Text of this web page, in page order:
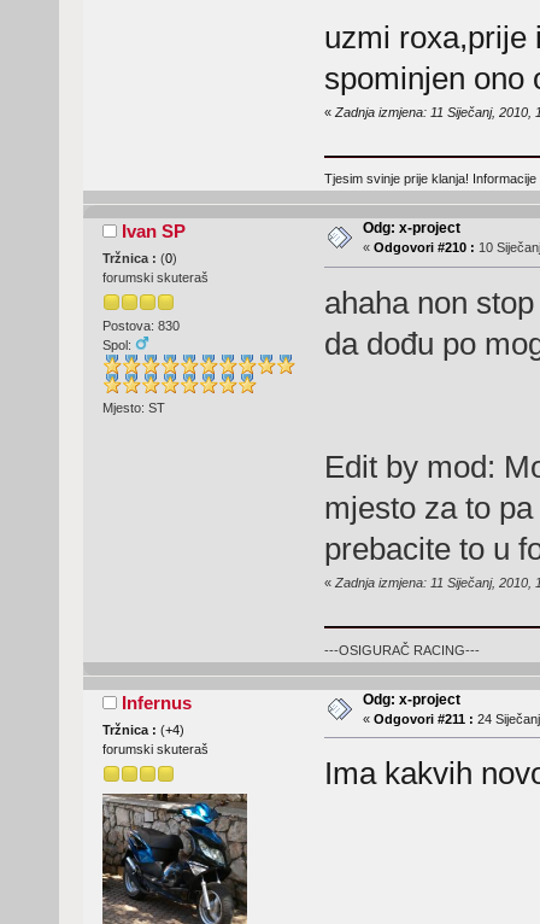
uzmi roxa,prije
spominjen ono
« Zadnja izmjena: 11 Siječanj, 2010,
Tjesim svinje prije klanja!
Ivan SP
Tržnica : (0)
forumski skuteraš
Postova: 830
Spol:
Mjesto: ST
Odg: x-project
« Odgovori #210 : 10
ahaha non
da dođu po
Edit by mod:
mjesto za to
prebacite to u
« Zadnja izmjena: 11 Siječanj, 2010,
---OSIGURAČ RACING---
Infernus
Tržnica : (+4)
forumski skuteraš
Odg: x-project
« Odgovori #211 : 24
Ima kakvih